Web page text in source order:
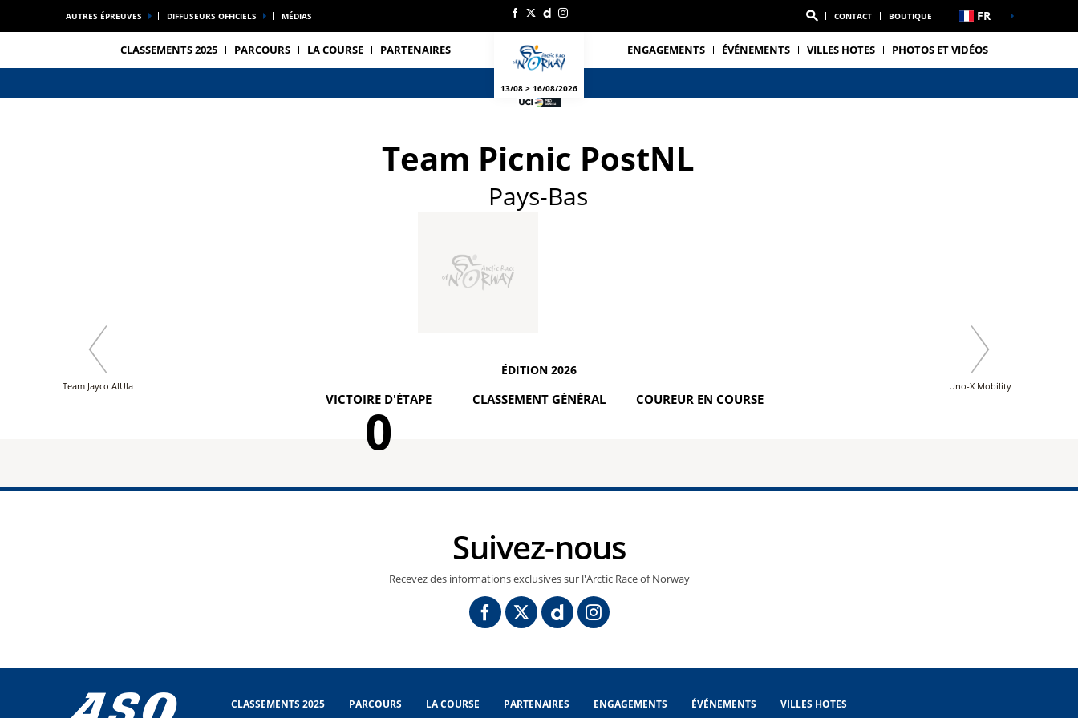
AUTRES ÉPREUVES DIFFUSEURS OFFICIELS MÉDIAS CONTACT BOUTIQUE FR
CLASSEMENTS 2025 PARCOURS LA COURSE PARTENAIRES
13/08 > 16/08/2026
ENGAGEMENTS ÉVÉNEMENTS VILLES HOTES PHOTOS ET VIDÉOS
Team Picnic PostNL
Pays-Bas
ÉDITION 2026
VICTOIRE D'ÉTAPE
0 CLASSEMENT GÉNÉRAL COUREUR EN COURSE
Team Jayco AlUla Uno-X Mobility
Suivez-nous
Recevez des informations exclusives sur l'Arctic Race of Norway
CLASSEMENTS 2025 PARCOURS LA COURSE PARTENAIRES ENGAGEMENTS ÉVÉNEMENTS VILLES HOTES